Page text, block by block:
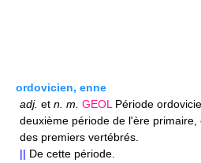
ordovicien, enne
adj. et n. m. GEOL Période
deuxième période de l'ère
des premiers vertébrés.
|| De cette période.